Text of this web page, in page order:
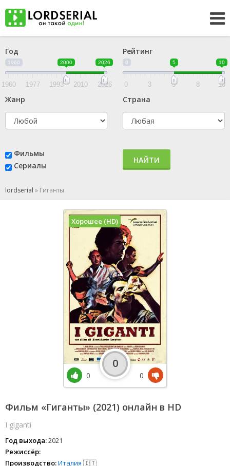
Год
1960 2000 2026
1960 1977 1993 2010 2026
Рейтинг
0 5 10
0 3 5 8 10
Жанр Страна
Фильмы
Сериалы
НАЙТИ
lordserial » Гиганты
Фильм «Гиганты» (2021) онлайн в HD
I giganti
Год выхода:2021
Режиссёр:
Производство:Италия 🇮🇹
Хорошее (HD)
0
0
0